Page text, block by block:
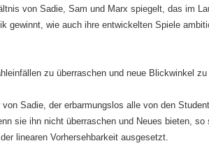
von Sadie, Sam und Marx spiegelt, das im
gewinnt, wie auch ihre entwickelten Spiele
zu überraschen und neue Blickwinkel zu
Sadie, der erbarmungslos alle von den
sie ihn nicht überraschen und Neues bieten, so
linearen Vorhersehbarkeit ausgesetzt.